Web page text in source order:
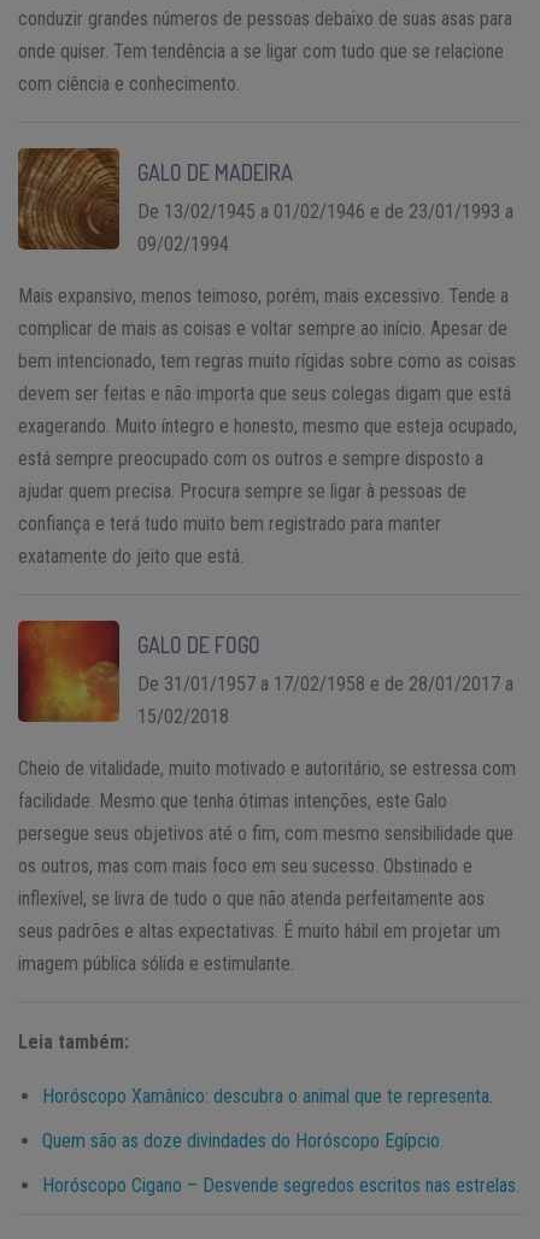
conduzir grandes números de pessoas debaixo de suas asas para
onde quiser. Tem tendência a se ligar com tudo que se relacione
com ciência e conhecimento.
GALO DE MADEIRA
De 13/02/1945 a 01/02/1946 e de 23/01/1993 a
09/02/1994
Mais expansivo, menos teimoso, porém, mais excessivo. Tende a
complicar de mais as coisas e voltar sempre ao início. Apesar de
bem intencionado, tem regras muito rígidas sobre como as coisas
devem ser feitas e não importa que seus colegas digam que está
exagerando. Muito íntegro e honesto, mesmo que esteja ocupado,
está sempre preocupado com os outros e sempre disposto a
ajudar quem precisa. Procura sempre se ligar à pessoas de
confiança e terá tudo muito bem registrado para manter
exatamente do jeito que está.
GALO DE FOGO
De 31/01/1957 a 17/02/1958 e de 28/01/2017 a
15/02/2018
Cheio de vitalidade, muito motivado e autoritário, se estressa com
facilidade. Mesmo que tenha ótimas intenções, este Galo
persegue seus objetivos até o fim, com mesmo sensibilidade que
os outros, mas com mais foco em seu sucesso. Obstinado e
inflexível, se livra de tudo o que não atenda perfeitamente aos
seus padrões e altas expectativas. É muito hábil em projetar um
imagem pública sólida e estimulante.
Leia também:
Horóscopo Xamânico: descubra o animal que te representa.
Quem são as doze divindades do Horóscopo Egípcio.
Horóscopo Cigano – Desvende segredos escritos nas estrelas.